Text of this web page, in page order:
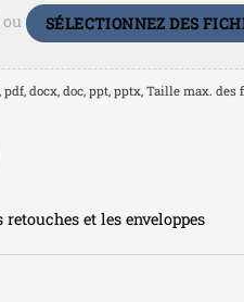
ou SÉLECTIONNEZ DES
docx, doc, ppt, pptx, Taille max. des
et les enveloppes